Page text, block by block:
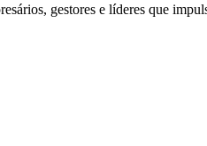
gestores e líderes que